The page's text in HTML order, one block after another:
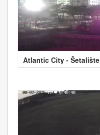
Atlantic City - Šetalište